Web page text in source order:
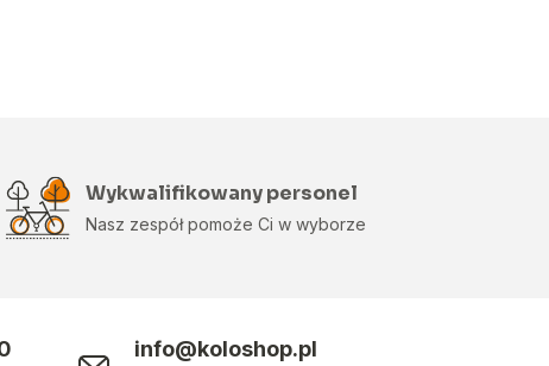
Wykwalifikowany personel
Nasz zespół pomoże Ci w wyborze
info@koloshop.pl